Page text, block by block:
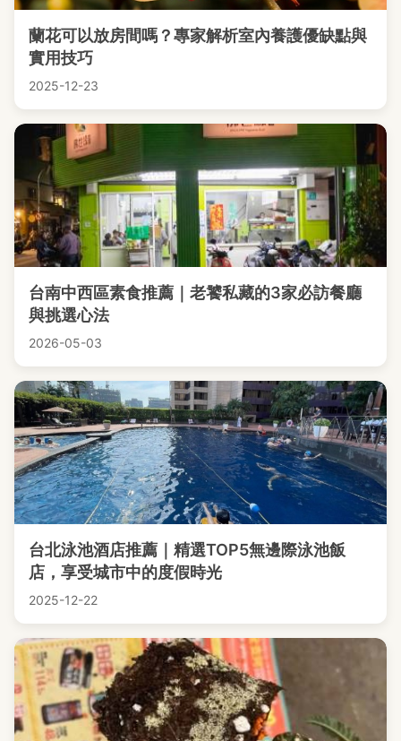
蘭花可以放房間嗎？專家解析室內養護優缺點與
實用技巧
2025-12-23
台南中西區素食推薦｜老饕私藏的3家必訪餐廳
與挑選心法
2026-05-03
台北泳池酒店推薦｜精選TOP5無邊際泳池飯
店，享受城市中的度假時光
2025-12-22